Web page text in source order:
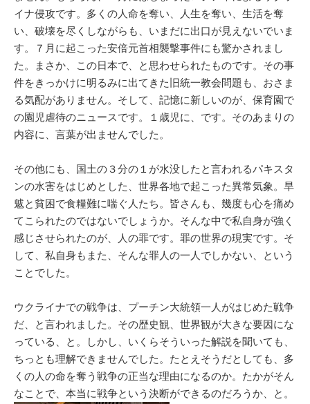
イナ侵攻です。多くの人命を奪い、人生を奪い、生活を奪
い、破壊を尽くしながらも、いまだに出口が見えないでいま
す。７月に起こった安倍元首相襲撃事件にも驚かされまし
た。まさか、この日本で、と思わせられたものです。その事
件をきっかけに明るみに出てきた旧統一教会問題も、おさま
る気配がありません。そして、記憶に新しいのが、保育園で
の園児虐待のニュースです。１歳児に、です。そのあまりの
内容に、言葉が出ませんでした。
その他にも、国土の３分の１が水没したと言われるパキスタ
ンの水害をはじめとした、世界各地で起こった異常気象。旱
魃と貧困で食糧難に喘ぐ人たち。皆さんも、幾度も心を痛め
てこられたのではないでしょうか。そんな中で私自身が強く
感じさせられたのが、人の罪です。罪の世界の現実です。そ
して、私自身もまた、そんな罪人の一人でしかない、という
ことでした。
ウクライナでの戦争は、プーチン大統領一人がはじめた戦争
だ、と言われました。その歴史観、世界観が大きな要因にな
っている、と。しかし、いくらそういった解説を聞いても、
ちっとも理解できませんでした。たとえそうだとしても、多
くの人の命を奪う戦争の正当な理由になるのか。たかがそん
なことで、本当に戦争という決断ができるのだろうか、と。